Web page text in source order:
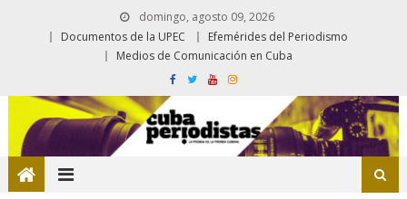
domingo, agosto 09, 2026
Documentos de la UPEC
Efemérides del Periodismo
Medios de Comunicación en Cuba